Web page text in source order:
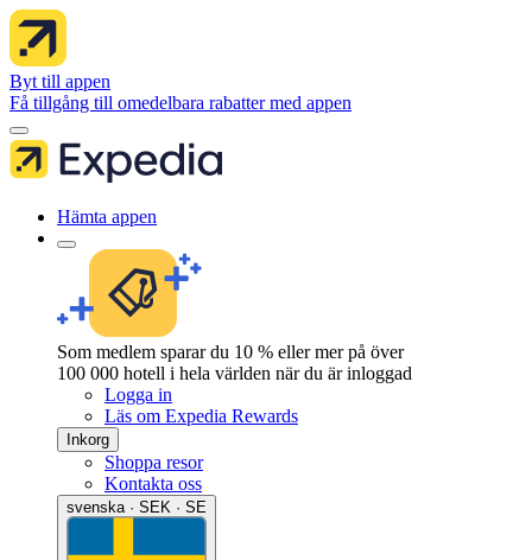
Byt till appen
Få tillgång till omedelbara rabatter med appen
Hämta appen
Som medlem sparar du 10 % eller mer på över
100 000 hotell i hela världen när du är inloggad
Logga in
Läs om Expedia Rewards
Inkorg
Shoppa resor
Kontakta oss
svenska · SEK · SE